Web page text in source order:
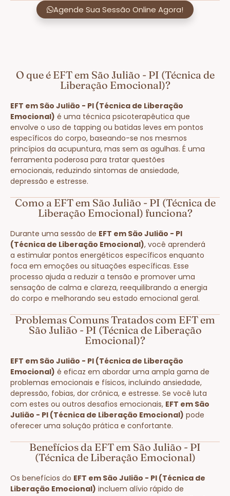
Agende Sua Sessão Online Agora!
O que é EFT em São Julião - PI (Técnica de
Liberação Emocional)?
EFT em São Julião - PI (Técnica de Liberação
Emocional) é uma técnica psicoterapêutica que
envolve o uso de tapping ou batidas leves em pontos
específicos do corpo, baseando-se nos mesmos
princípios da acupuntura, mas sem as agulhas. É uma
ferramenta poderosa para tratar questões
emocionais, reduzindo sintomas de ansiedade,
depressão e estresse.
Como a EFT em São Julião - PI (Técnica de
Liberação Emocional) funciona?
Durante uma sessão de EFT em São Julião - PI
(Técnica de Liberação Emocional), você aprenderá
a estimular pontos energéticos específicos enquanto
foca em emoções ou situações específicas. Esse
processo ajuda a reduzir a tensão e promover uma
sensação de calma e clareza, reequilibrando a energia
do corpo e melhorando seu estado emocional geral.
Problemas Comuns Tratados com EFT em
São Julião - PI (Técnica de Liberação
Emocional)?
EFT em São Julião - PI (Técnica de Liberação
Emocional) é eficaz em abordar uma ampla gama de
problemas emocionais e físicos, incluindo ansiedade,
depressão, fobias, dor crônica, e estresse. Se você luta
com estes ou outros desafios emocionais, EFT em São
Julião - PI (Técnica de Liberação Emocional) pode
oferecer uma solução prática e confortante.
Benefícios da EFT em São Julião - PI
(Técnica de Liberação Emocional)
Os benefícios do EFT em São Julião - PI (Técnica de
Liberação Emocional) incluem alívio rápido de